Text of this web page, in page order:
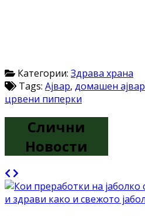
Категории: Здрава храна
Tags: Ајвар, домашен ајвар
црвени пиперки
Слични
Новости